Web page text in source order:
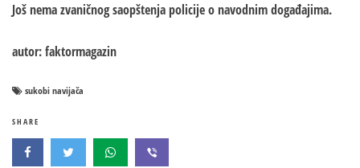
Još nema zvaničnog saopštenja policije o navodnim događajima.
autor: faktormagazin
sukobi navijača
SHARE